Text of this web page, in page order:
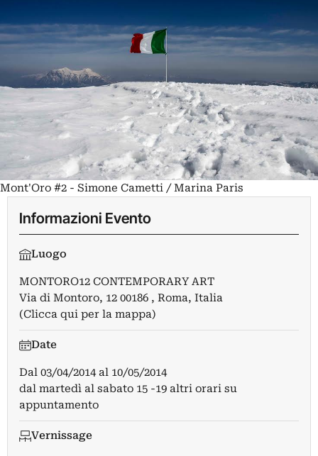
Mont'Oro #2 - Simone Cametti / Marina Paris
Informazioni Evento
Luogo
MONTORO12 CONTEMPORARY ART
Via di Montoro, 12 00186 , Roma, Italia
(Clicca qui per la mappa)
Date
Dal 03/04/2014al 10/05/2014
dal martedì al sabato 15 -19 altri orari su
appuntamento
Vernissage